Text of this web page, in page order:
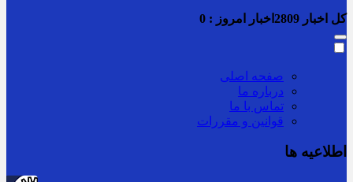
کل اخبار اخبار امروز : 0
صفحه اصلی
درباره ما
تماس با ما
قوانین و مقررات
اطلاعیه ها